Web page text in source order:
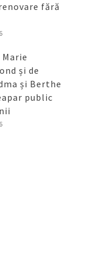
fără
Marie
și de
și Berthe
public